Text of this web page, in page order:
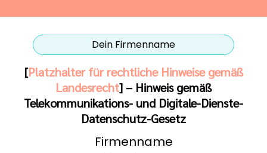
Dein Firmenname
[Platzhalter für rechtliche Hinweise gemäß
Landesrecht] – Hinweis gemäß
Telekommunikations- und Digitale-Dienste-
Datenschutz-Gesetz
Firmenname